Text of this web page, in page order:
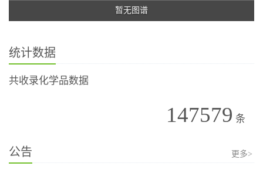
暂无图谱
统计数据
共收录化学品数据
147579 条
公告 更多>